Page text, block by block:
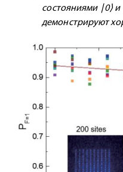
состояниями ∣0⟩ и
демонстрируют